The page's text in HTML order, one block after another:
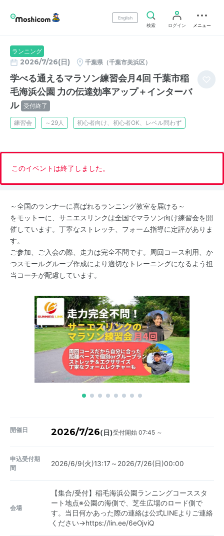
English
検索
ログイン メニュー
ランニング
2026/7/26(日) 千葉県（千葉市美浜区）
学べる通えるマラソン練習会月4回 千葉市稲
毛海浜公園 力の伝達効率アップ＋インターバ
ル 受付終了
練習会 ～29人 初心者向け、初心者OK、レベル問わず
このイベントは終了しました。
～全国のランナーに喜ばれるランニング教室を届ける～
をモットーに、サニエスリンクは全国でマラソン向け練習会を開
催しています。丁寧なストレッチ、フォーム指導に定評がありま
す。
ご参加、ご入会の際、走力は完全不問です。周回コース利用、か
つスモールグループ作成により適切なトレーニングになるよう担
当コーチが配慮しています。
開催日 2026/7/26(日)受付開始 07:45 ～
申込受付期
間
2026/6/9(火)13:17～2026/7/26(日)00:00
会場
【集合/受付】稲毛海浜公園ランニングコーススタ
ート地点※公園の海側で、芝生広場のロード側で
す。当日何かあった際の連絡は公式LINEよりご連絡
ください→https://lin.ee/6eOjviQ